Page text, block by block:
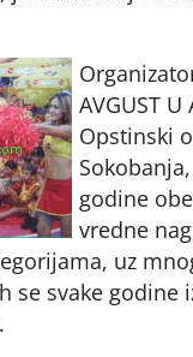
AVGUST U
Opstinski
godine
vredne
uz
se svake godine